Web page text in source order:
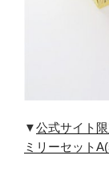
▼公式サイト
ミリーセット